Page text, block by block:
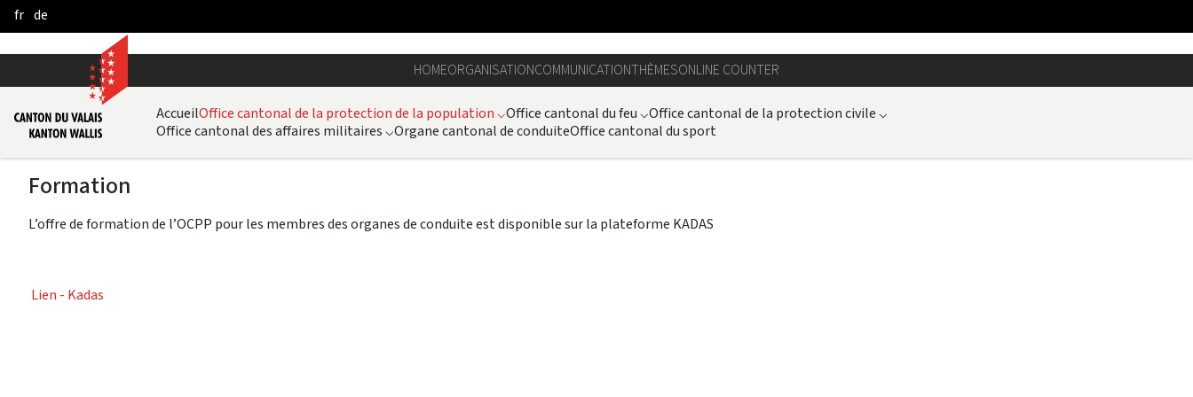
Saltar al contenido principal
fr de
HOMEORGANISATIONCOMMUNICATIONTHÈMESONLINE COUNTER
AccueilOffice cantonal de la protection de la population ⌵Office cantonal du feu ⌵Office cantonal de la protection civile ⌵
Office cantonal des affaires militaires ⌵Organe cantonal de conduiteOffice cantonal du sport
Formation
L’offre de formation de l’OCPP pour les membres des organes de conduite est disponible sur la plateforme KADAS
Lien - Kadas